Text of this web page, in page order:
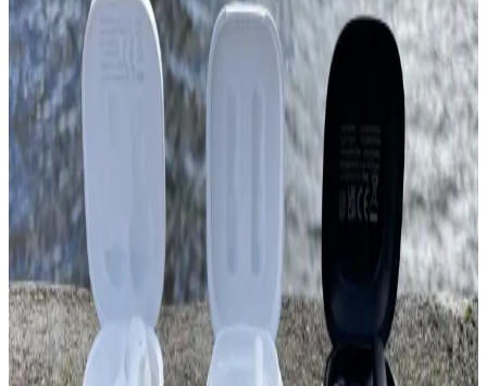
Bluetooth Taşınabilir Hoparlörler: Güncel Özellikler
ve Seçim Kriterleri 2026
2026'nın en iyi Bluetooth hoparlörleri, yüksek ses performansı,
dayanıklılık ve taşınabilirlik özellikleriyle öne çıkıyor. Kullanıcılar,
ihtiyaçlarına uygun modeli seçerken teknik özellikleri ve markayı
dikkate almalı.
Redmi Buds 6 Active ve Lenovo LP1S Kulaklıkların
Özellikleri ve Karşılaştırması
Redmi Buds 6 Active ve Lenovo LP1S kulaklıkların tasarım,
performans ve kullanım özellikleri detaylı karşılaştırmasıyla,
kullanıcıların ihtiyaçlarına uygun seçim yapmasını sağlayan bilgiler.
Açık Hava Kullanımı İçin Taşınabilir Güçlü
Hoparlör Seçim Rehberi ve Kullanım İpuçları